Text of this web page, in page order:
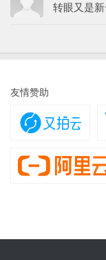
转眼又是
友情赞助